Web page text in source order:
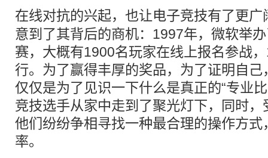
在线对抗的兴起，也让电子竞技有了更广
意到了其背后的商机：1997年，微软举
赛，大概有1900名玩家在线上报名参战
行。为了赢得丰厚的奖品，为了证明自
仅仅是为了见识一下什么是真正的“专业
竞技选手从家中走到了聚光灯下，同时
他们纷纷争相寻找一种最合理的操作方
率。